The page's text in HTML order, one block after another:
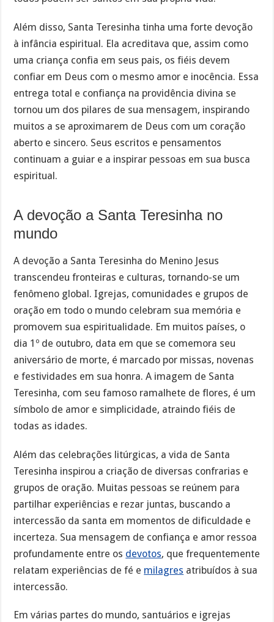
Além disso, Santa Teresinha tinha uma forte devoção
à infância espiritual. Ela acreditava que, assim como
uma criança confia em seus pais, os fiéis devem
confiar em Deus com o mesmo amor e inocência. Essa
entrega total e confiança na providência divina se
tornou um dos pilares de sua mensagem, inspirando
muitos a se aproximarem de Deus com um coração
aberto e sincero. Seus escritos e pensamentos
continuam a guiar e a inspirar pessoas em sua busca
espiritual.
A devoção a Santa Teresinha no
mundo
A devoção a Santa Teresinha do Menino Jesus
transcendeu fronteiras e culturas, tornando-se um
fenômeno global. Igrejas, comunidades e grupos de
oração em todo o mundo celebram sua memória e
promovem sua espiritualidade. Em muitos países, o
dia 1º de outubro, data em que se comemora seu
aniversário de morte, é marcado por missas, novenas
e festividades em sua honra. A imagem de Santa
Teresinha, com seu famoso ramalhete de flores, é um
símbolo de amor e simplicidade, atraindo fiéis de
todas as idades.
Além das celebrações litúrgicas, a vida de Santa
Teresinha inspirou a criação de diversas confrarias e
grupos de oração. Muitas pessoas se reúnem para
partilhar experiências e rezar juntas, buscando a
intercessão da santa em momentos de dificuldade e
incerteza. Sua mensagem de confiança e amor ressoa
profundamente entre os devotos, que frequentemente
relatam experiências de fé e milagres atribuídos à sua
intercessão.
Em várias partes do mundo, santuários e igrejas